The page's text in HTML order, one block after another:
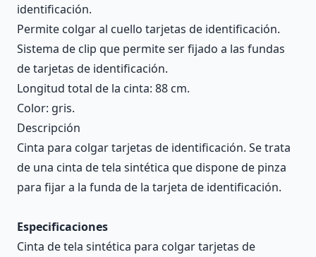
identificación.
Permite colgar al cuello tarjetas de identificación.
Sistema de clip que permite ser fijado a las fundas
de tarjetas de identificación.
Longitud total de la cinta: 88 cm.
Color: gris.
Descripción
Cinta para colgar tarjetas de identificación. Se trata
de una cinta de tela sintética que dispone de pinza
para fijar a la funda de la tarjeta de identificación.
Especificaciones
Cinta de tela sintética para colgar tarjetas de